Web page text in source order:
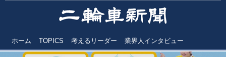
ホーム TOPICS 考えるリーダー 業界人インタビュー